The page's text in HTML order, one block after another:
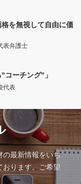
を無視して自由に価
表弁護士
コーチング"」
代表
の最新情報をいち
おります。ご希望